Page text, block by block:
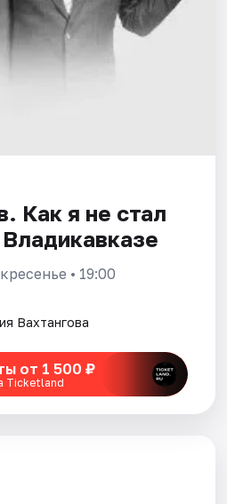
Как я не стал
• 19:00
Вахтангова
от 1 500 ₽
Ticketland